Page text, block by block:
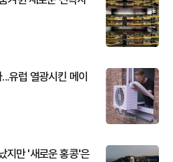
유럽 열광시킨 메이
지만 '새로운 홍콩'은